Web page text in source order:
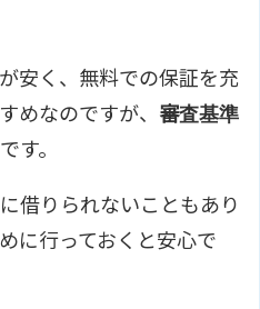
安く、無料での保証を充
めなのですが、 審査基準
す。
借りられないこともあり
に行っておくと安心で